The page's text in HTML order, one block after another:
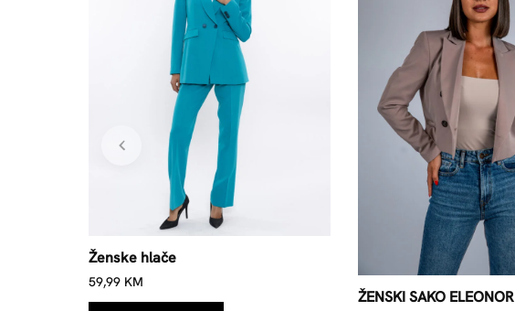
Ženske hlače
59,99 KM
ŽENSKI SAKO ELEONOR